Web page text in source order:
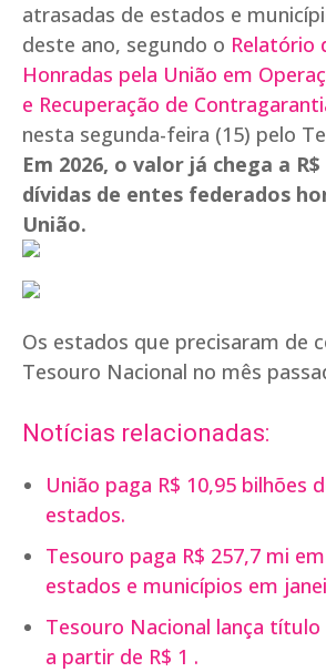
atrasadas de estados e
deste ano, segundo o Relatório
Honradas pela União em
e Recuperação de
nesta segunda-feira (15) pelo
Em 2026, o valor já chega a
dívidas de entes federados
União.
Os estados que precisaram de
Tesouro Nacional no mês
Notícias relacionadas:
União paga R$ 10,95 bilhões
estados.
Tesouro paga R$ 257,7 mi
estados e municípios em
Tesouro Nacional lança título
a partir de R$ 1 .